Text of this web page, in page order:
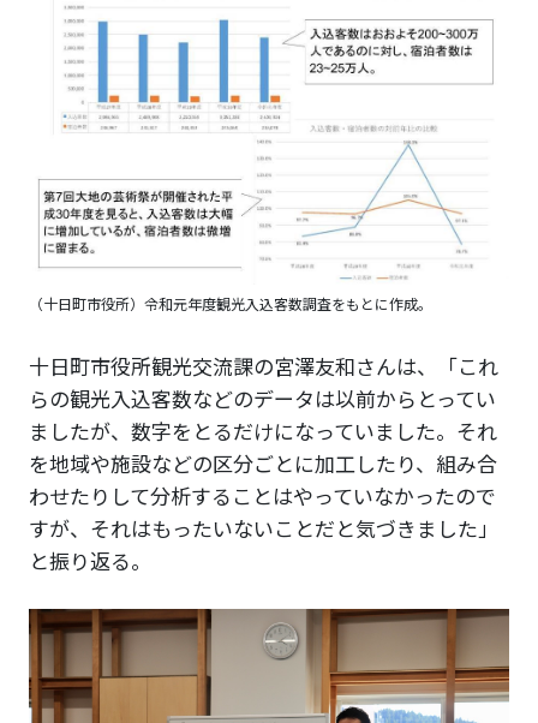
（十日町市役所）令和元年度観光入込客数調査をもとに作成。
十日町市役所観光交流課の宮澤友和さんは、「これ
らの観光入込客数などのデータは以前からとってい
ましたが、数字をとるだけになっていました。それ
を地域や施設などの区分ごとに加工したり、組み合
わせたりして分析することはやっていなかったので
すが、それはもったいないことだと気づきました」
と振り返る。